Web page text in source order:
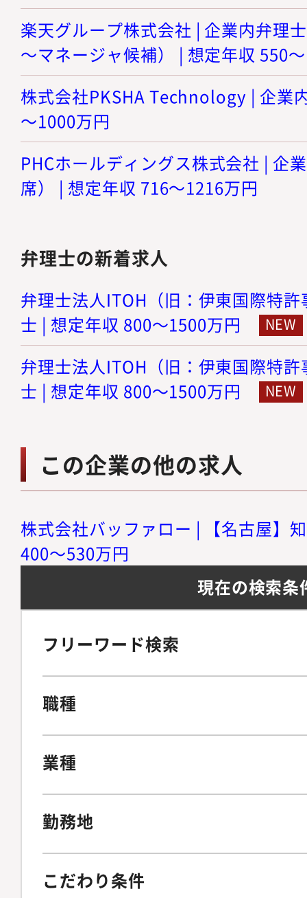
楽天グループ株式会社 | 企業内弁理
～マネージャ候補） | 想定年収 550
株式会社PKSHA Technology | 企業
～1000万円
PHCホールディングス株式会社 | 企
席） | 想定年収 716～1216万円
弁理士の新着求人
弁理士法人ITOH（旧：伊東国際特
士 | 想定年収 800～1500万円
弁理士法人ITOH（旧：伊東国際特
士 | 想定年収 800～1500万円
この企業の他の求人
株式会社バッファロー | 【名古屋】
400～530万円
現在の検索条
フリーワード検索
職種
業種
勤務地
こだわり条件